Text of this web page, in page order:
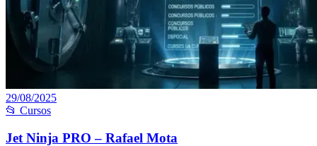
29/08/2025
📂 Cursos
Jet Ninja PRO – Rafael Mota